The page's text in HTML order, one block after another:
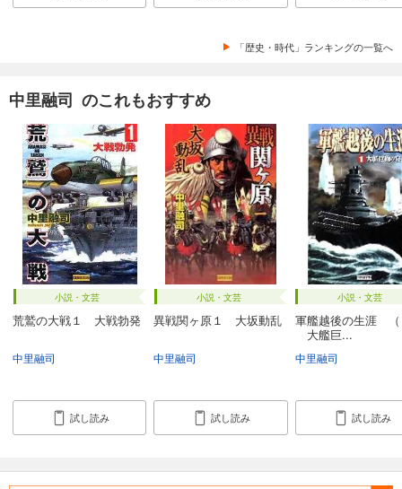
「歴史・時代」ランキングの一覧へ
中里融司 のこれもおすすめ
小説・文芸
荒鷲の大戦１ 大戦勃発
中里融司
試し読み
小説・文芸
異戦関ヶ原１ 大坂動乱
中里融司
試し読み
小説・文芸
軍艦越後の生涯 （
大艦巨...
中里融司
試し読み